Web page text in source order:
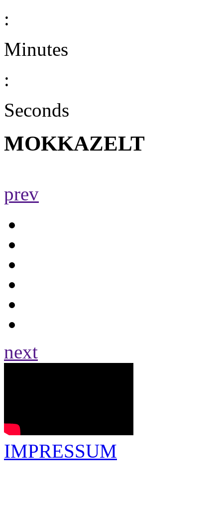
:
Minutes
:
Seconds
MOKKAZELT
prev
next
IMPRESSUM